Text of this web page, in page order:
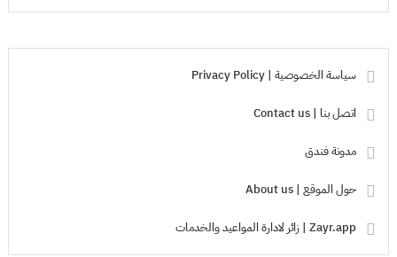
سياسة الخصوصية | Privacy Policy
اتصل بنا | Contact us
مدونة فندق
حول الموقع | About us
Zayr.app | زائر لادارة المواعيد والخدمات